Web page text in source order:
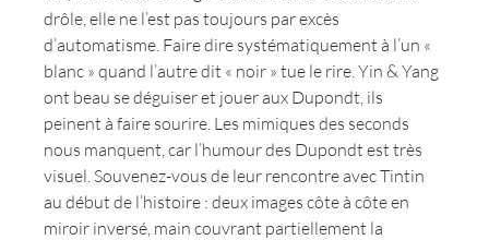
drôle, elle ne l’est pas toujours par excès
d’automatisme. Faire dire systématiquement à l’un «
blanc » quand l’autre dit « noir » tue le rire. Yin & Yang
ont beau se déguiser et jouer aux Dupondt, ils
peinent à faire sourire. Les mimiques des seconds
nous manquent, car l’humour des Dupondt est très
visuel. Souvenez-vous de leur rencontre avec Tintin
au début de l’histoire : deux images côte à côte en
miroir inversé, main couvrant partiellement la